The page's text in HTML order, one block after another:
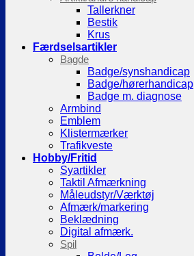
Tallerkner
Bestik
Krus
Færdselsartikler
Bagde
Badge/synshandicap
Badge/hørerhandicap
Badge m. diagnose
Armbind
Emblem
Klistermærker
Trafikveste
Hobby/Fritid
Syartikler
Taktil Afmærkning
Måleudstyr/Værktøj
Afmærk/markering
Beklædning
Digital afmærk.
Spil